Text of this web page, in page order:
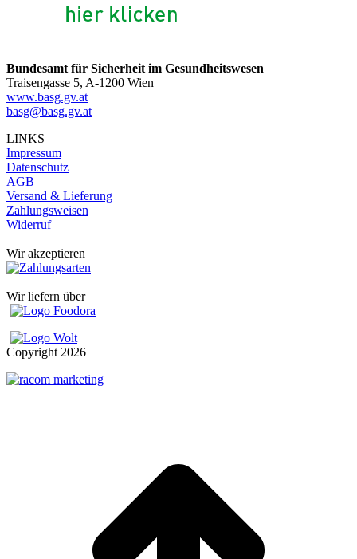
Bundesamt für Sicherheit im Gesundheitswesen
Traisengasse 5, A-1200 Wien
www.basg.gv.at
basg@basg.gv.at
LINKS
Impressum
Datenschutz
AGB
Versand & Lieferung
Zahlungsweisen
Widerruf
Wir akzeptieren
Wir liefern über
Copyright 2026